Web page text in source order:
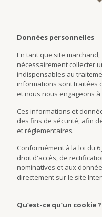
Données personnelles
En tant que site marchand,
nécessairement collecter
indispensables au
informations sont traitées
et nous nous engageons
Ces informations et
des fins de sécurité, afin
et réglementaires.
Conformément à la loi du
droit d'accès, de
nominatives et aux
directement sur le site
Qu’est-ce qu’un cookie ?